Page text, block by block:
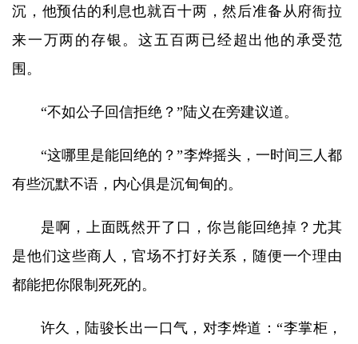
沉，他预估的利息也就百十两，然后准备从府衙拉
来一万两的存银。这五百两已经超出他的承受范
围。
“不如公子回信拒绝？”陆义在旁建议道。
“这哪里是能回绝的？”李烨摇头，一时间三人都
有些沉默不语，内心俱是沉甸甸的。
是啊，上面既然开了口，你岂能回绝掉？尤其
是他们这些商人，官场不打好关系，随便一个理由
都能把你限制死死的。
许久，陆骏长出一口气，对李烨道：“李掌柜，